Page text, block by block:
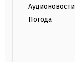
Аудионовости
Погода